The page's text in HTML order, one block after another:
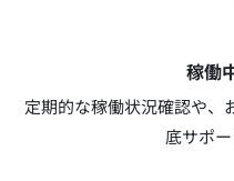
稼働
定期的な稼働状況確認や、
底サポ